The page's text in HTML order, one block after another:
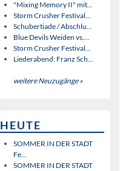
"Mixing Memory II" mit...
Storm Crusher Festival...
Schubertiade / Abschlu...
Blue Devils Weiden vs....
Storm Crusher Festival...
Liederabend: Franz Sch...
weitere Neuzugänge »
HEUTE
SOMMER IN DER STADT
Fe...
SOMMER IN DER STADT